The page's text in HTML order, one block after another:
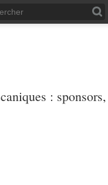
: sponsors,